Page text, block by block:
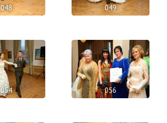
048 049
054 056